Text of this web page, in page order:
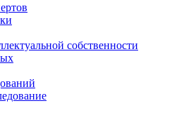
собственности